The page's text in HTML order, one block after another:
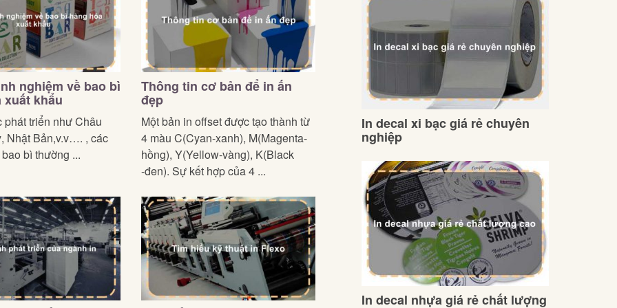
nghiệm về bao bì
xuất khẩu
phát triển như Châu
Nhật Bản,v.v…. , các
bì thường ...
Thông tin cơ bản để in ấn
đẹp
Một bản in offset được tạo thành từ
4 màu C(Cyan-xanh), M(Magenta-
hồng), Y(Yellow-vàng), K(Black
-đen). Sự kết hợp của 4 ...
In decal xi bạc giá rẻ chuyên
nghiệp
In decal nhựa giá rẻ chất lượng